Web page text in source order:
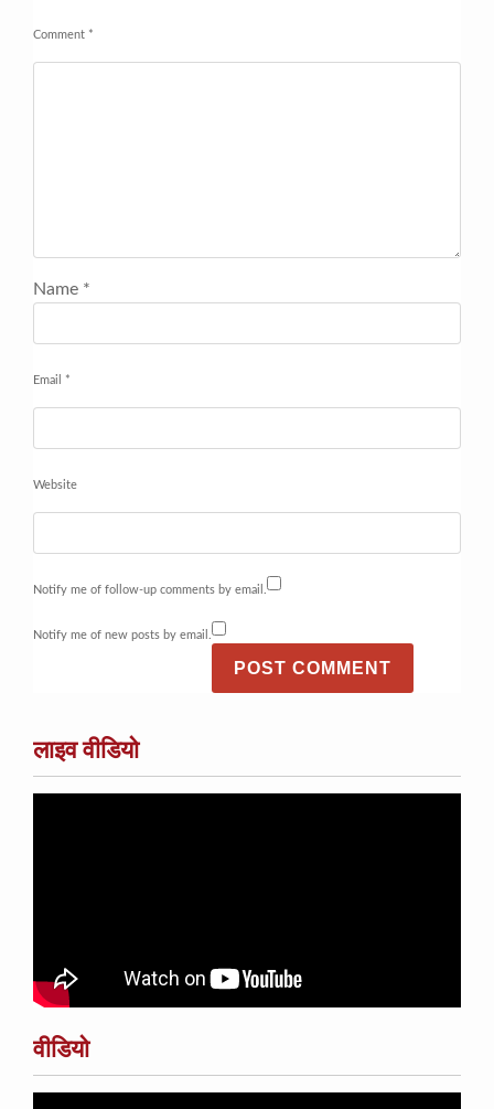
Comment *
Name *
Email *
Website
Notify me of follow-up comments by email.
Notify me of new posts by email.
लाइव वीडियो
वीडियो